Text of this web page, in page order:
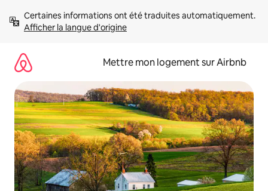
directement
Afficher la langue d'origine
Mettre mon logement sur Airbnb